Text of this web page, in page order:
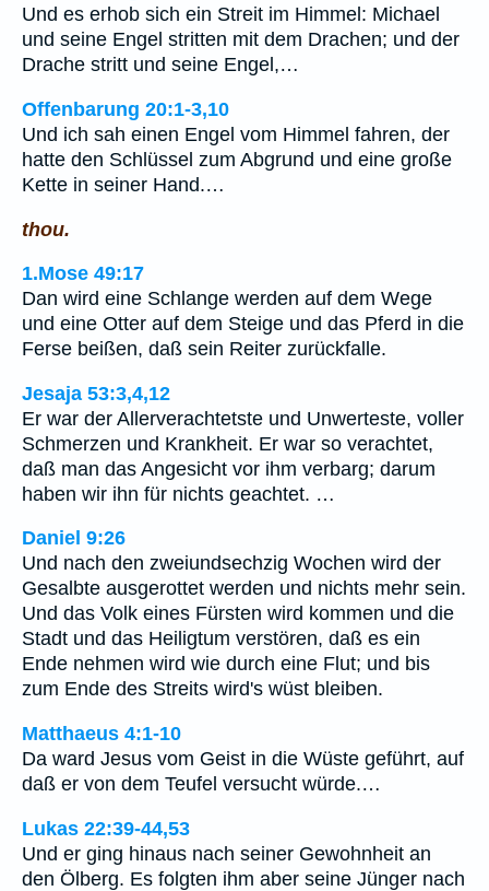
Und es erhob sich ein Streit im Himmel: Michael
und seine Engel stritten mit dem Drachen; und der
Drache stritt und seine Engel,…
Offenbarung 20:1-3,10
Und ich sah einen Engel vom Himmel fahren, der
hatte den Schlüssel zum Abgrund und eine große
Kette in seiner Hand.…
thou.
1.Mose 49:17
Dan wird eine Schlange werden auf dem Wege
und eine Otter auf dem Steige und das Pferd in die
Ferse beißen, daß sein Reiter zurückfalle.
Jesaja 53:3,4,12
Er war der Allerverachtetste und Unwerteste, voller
Schmerzen und Krankheit. Er war so verachtet,
daß man das Angesicht vor ihm verbarg; darum
haben wir ihn für nichts geachtet. …
Daniel 9:26
Und nach den zweiundsechzig Wochen wird der
Gesalbte ausgerottet werden und nichts mehr sein.
Und das Volk eines Fürsten wird kommen und die
Stadt und das Heiligtum verstören, daß es ein
Ende nehmen wird wie durch eine Flut; und bis
zum Ende des Streits wird's wüst bleiben.
Matthaeus 4:1-10
Da ward Jesus vom Geist in die Wüste geführt, auf
daß er von dem Teufel versucht würde.…
Lukas 22:39-44,53
Und er ging hinaus nach seiner Gewohnheit an
den Ölberg. Es folgten ihm aber seine Jünger nach